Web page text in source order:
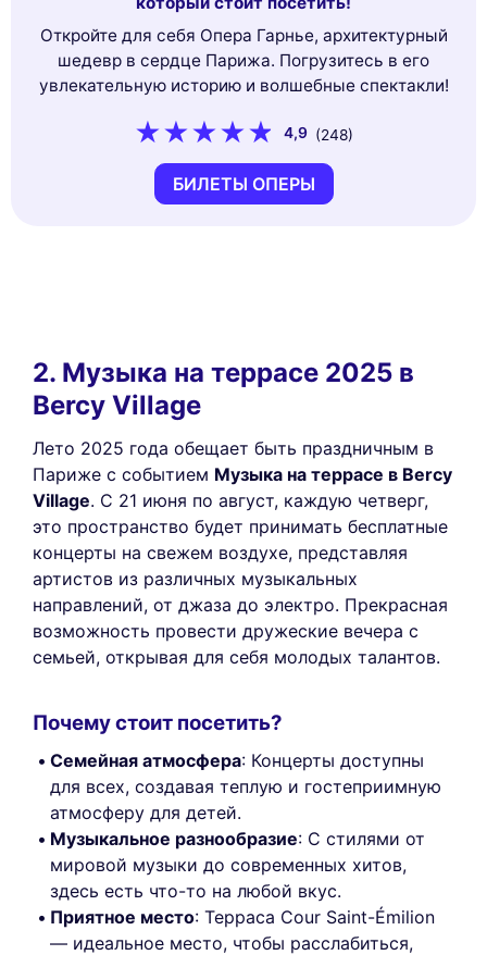
Откройте для себя Опера Гарнье, архитектурный
шедевр в сердце Парижа. Погрузитесь в его
увлекательную историю и волшебные спектакли!
4,9 (248)
БИЛЕТЫ ОПЕРЫ
2. Музыка на террасе 2025 в
Bercy Village
Лето 2025 года обещает быть праздничным в
Париже с событием Музыка на террасе в Bercy
Village. С 21 июня по август, каждую четверг,
это пространство будет принимать бесплатные
концерты на свежем воздухе, представляя
артистов из различных музыкальных
направлений, от джаза до электро. Прекрасная
возможность провести дружеские вечера с
семьей, открывая для себя молодых талантов.
Почему стоит посетить?
Семейная атмосфера: Концерты доступны
для всех, создавая теплую и гостеприимную
атмосферу для детей.
Музыкальное разнообразие: С стилями от
мировой музыки до современных хитов,
здесь есть что-то на любой вкус.
Приятное место: Терраса Cour Saint-Émilion
— идеальное место, чтобы расслабиться,